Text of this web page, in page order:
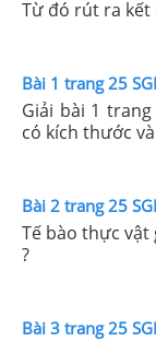
Từ đó rút ra kết
Bài 1 trang 25
Giải bài 1
có kích thước
Bài 2 trang 25
Tế bào thực
?
Bài 3 trang 25